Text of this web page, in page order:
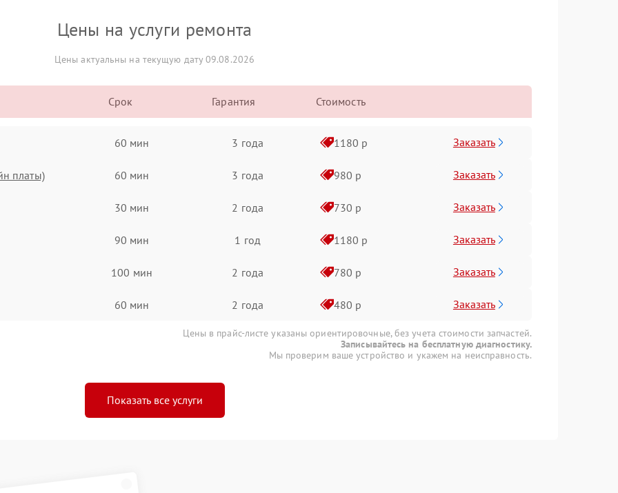
Цены на услуги ремонта
Цены актуальны на текущую дату 09.08.2026
Срок Гарантия Стоимость
60 мин 3 года 1180 р Заказать
платы) 60 мин 3 года 980 р Заказать
30 мин 2 года 730 р Заказать
90 мин 1 год 1180 р Заказать
100 мин 2 года 780 р Заказать
60 мин 2 года 480 р Заказать
Цены в прайс-листе указаны ориентировочные, без учета стоимости запчастей.
Записывайтесь на бесплатную диагностику.
Мы проверим ваше устройство и укажем на неисправность.
Показать все услуги